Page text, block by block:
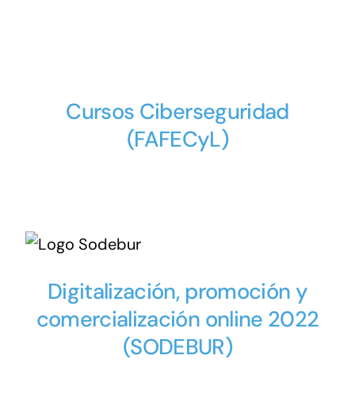
Cursos Ciberseguridad
(FAFECyL)
Digitalización, promoción y
comercialización online 2022
(SODEBUR)